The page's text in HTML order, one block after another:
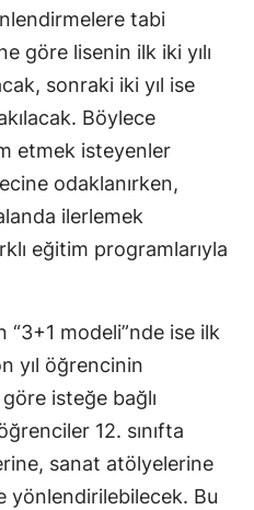
Sakarya
Samsun
Sinop
Sivas
Trabzon
Tunceli
Şanlıurfa
Uşak
Van
tabi
göre lisenin ilk iki yılı
sonraki iki yıl ise
Böylece
etmek isteyenler
odaklanırken,
ilerlemek
eğitim programlarıyla
modeli”nde ise ilk
yıl öğrencinin
isteğe bağlı
12. sınıfta
sanat atölyelerine
yönlendirilebilecek. Bu